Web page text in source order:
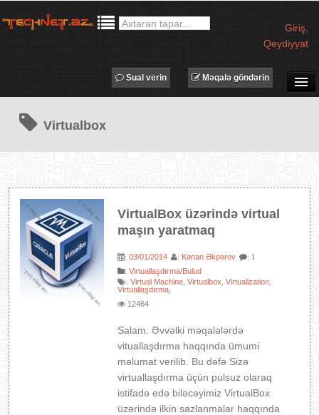
Giriş
Qeydiyyat
MƏQALƏLƏR
PROQRAMLAR
IT LÜĞƏT
XƏBƏRLƏR
Məqalə göndərin
Sual verin
Virtualbox
VirtualBox üzərində virtual
maşın yaratmaq
:03/01/2014 : Kənan Əkpərov : 1
:Virtuallaşdırma/Bulud
:Virtual Machine ,Virtualbox ,Virtualization
Virtuallaşdırma
12464
Salam. Əvvəlki məqalələrdə
vituallaşdırma haqqında ümumi
məlumat verilib. Bu dəfə Sizə
virtuallaşdırma üçün pulsuz olaraq
istifadə edə biləcəyimiz VirtualBox
üzərində ilkin sazlanmalar haqqında